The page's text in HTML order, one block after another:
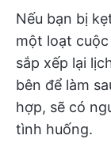
Nếu bạn bị
một loạt
sắp xếp lại
bên để làm
hợp, sẽ có
tình huống.